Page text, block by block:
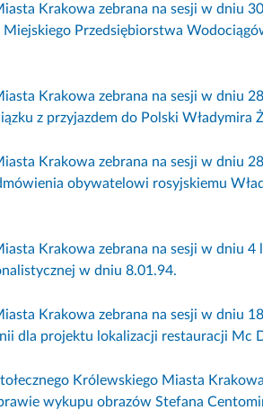
Krakowa zebrana na sesji w dniu
Miejskiego Przedsiębiorstwa
Krakowa zebrana na sesji w dniu
z przyjazdem do Polski Władymira
Krakowa zebrana na sesji w dniu
obywatelowi rosyjskiemu
Krakowa zebrana na sesji w dniu
w dniu 8.01.94.
Krakowa zebrana na sesji w dniu
dla projektu lokalizacji restauracji Mc
Królewskiego Miasta
wykupu obrazów Stefana